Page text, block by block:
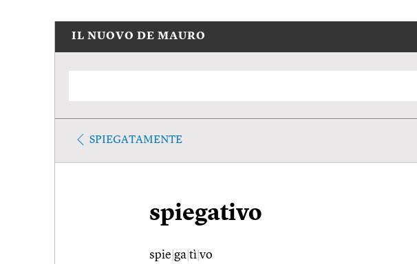
IL NUOVO DE MAURO
SPIEGATAMENTE
spiegativo
spie ga tì vo